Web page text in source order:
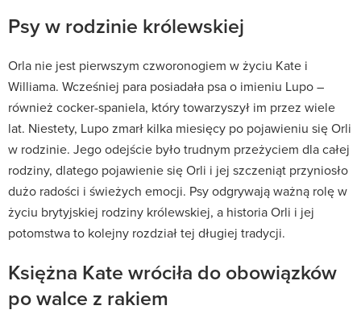
Psy w rodzinie królewskiej
Orla nie jest pierwszym czworonogiem w życiu Kate i
Williama. Wcześniej para posiadała psa o imieniu Lupo –
również cocker-spaniela, który towarzyszył im przez wiele
lat. Niestety, Lupo zmarł kilka miesięcy po pojawieniu się Orli
w rodzinie. Jego odejście było trudnym przeżyciem dla całej
rodziny, dlatego pojawienie się Orli i jej szczeniąt przyniosło
dużo radości i świeżych emocji. Psy odgrywają ważną rolę w
życiu brytyjskiej rodziny królewskiej, a historia Orli i jej
potomstwa to kolejny rozdział tej długiej tradycji.
Księżna Kate wróciła do obowiązków
po walce z rakiem